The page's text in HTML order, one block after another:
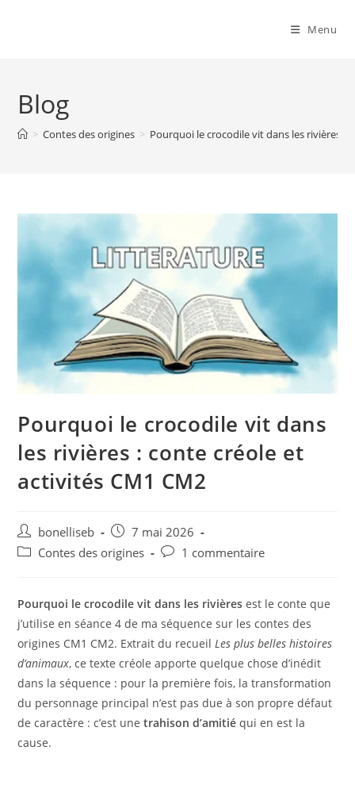
Menu
Blog
> Contes des origines > Pourquoi le crocodile vit dans les rivières :
Pourquoi le crocodile vit dans
les rivières : conte créole et
activités CM1 CM2
bonelliseb
7 mai 2026
Contes des origines
1 commentaire
Pourquoi le crocodile vit dans les rivières est le conte que
j’utilise en séance 4 de ma séquence sur les contes des
origines CM1 CM2. Extrait du recueil Les plus belles histoires
d’animaux, ce texte créole apporte quelque chose d’inédit
dans la séquence : pour la première fois, la transformation
du personnage principal n’est pas due à son propre défaut
de caractère : c’est unetrahison d’amitié qui en est la
cause.